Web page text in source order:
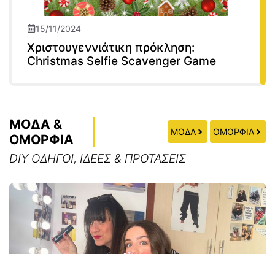
15/11/2024
Χριστουγεννιάτικη πρόκληση:
Christmas Selfie Scavenger Game
ΜΟΔΑ &
ΟΜΟΡΦΙΑ
ΜΟΔΑ ΟΜΟΡΦΙΑ
DIY ΟΔΗΓΟΙ, ΙΔΕΕΣ & ΠΡΟΤΑΣΕΙΣ